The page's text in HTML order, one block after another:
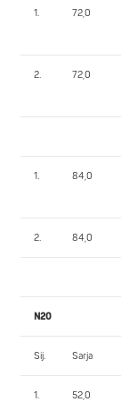
1. 72,0
2. 72,0
1. 84,0
2. 84,0
N20
Sij. Sarja
1. 52,0